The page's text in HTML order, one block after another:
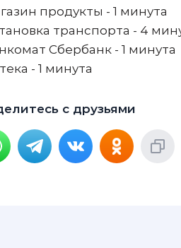
продукты - 1 минута
транспорта - 4
Сбербанк - 1 минута
- 1 минута
с друзьями